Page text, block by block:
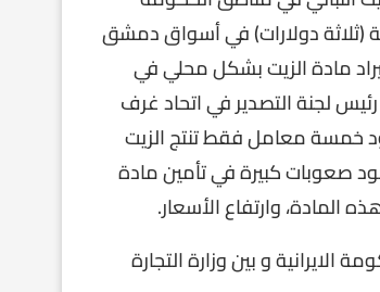
الليتر الواحد حوالي 13 ألف ليرة سورية (ثلاثة دولارات) في أسواق دمشق
حيذ التنفيذ وذلك بأذار ٢٠٢١، ويمنع استيراد مادة الزيت بشكل محلي في
لجنة التصدير في اتحاد غرف
خمسة معامل فقط تنتج الزيت
صعوبات كبيرة في تأمين مادة
المادة، وارتفاع الأسعار.
الايرانية و بين وزارة التجارة